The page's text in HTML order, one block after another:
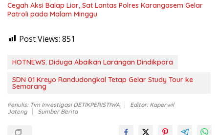
Cegah Aksi Balap Liar, Sat Lantas Polres Karangasem Gelar
Patroli pada Malam Minggu
Post Views: 851
HOTNEWS: Diduga Abaikan Larangan Dindikpora
SDN 01 Kreyo Randudongkal Tetap Gelar Study Tour ke
Semarang
Penulis: Tim Investigasi DETIKPERISTIWA
Editor: Kaperwil
Jateng
Sumber Berita